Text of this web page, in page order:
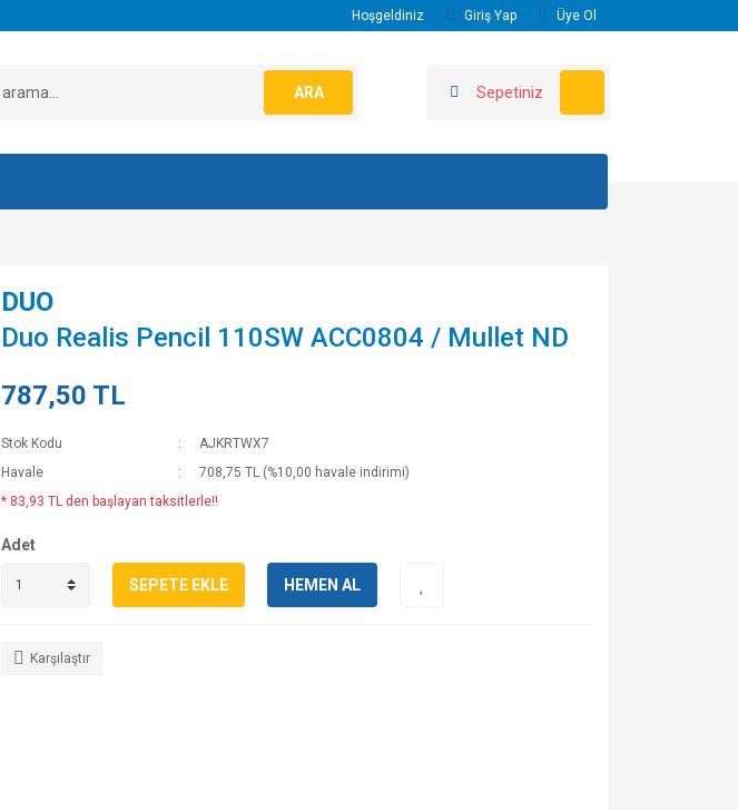
Hoşgeldiniz Giriş Yap Üye Ol
ARA Sepetiniz
DUO
Duo Realis Pencil 110SW ACC0804 / Mullet ND
787,50 TL
Stok Kodu
AJKRTWX7
Havale
708,75 TL (%10,00 havale indirimi)
* 83,93 TL den başlayan taksitlerle!!
Adet
SEPETE EKLE HEMEN AL
Karşılaştır